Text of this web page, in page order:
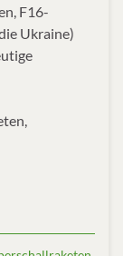
F16-
Ukraine)